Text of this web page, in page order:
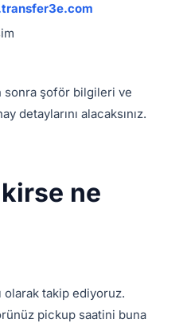
sonra şoför bilgileri ve
detaylarını alacaksınız.
ne
olarak takip ediyoruz.
pickup saatini buna